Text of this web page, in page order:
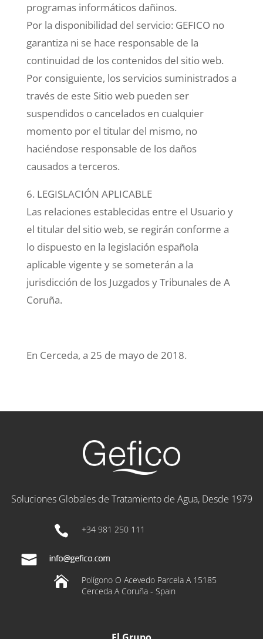
programas informáticos dañinos.
Por la disponibilidad del servicio: GEFICO no
garantiza ni se hace responsable de la
continuidad de los contenidos del sitio web.
Por consiguiente, los servicios suministrados a
través de este Sitio web pueden ser
suspendidos o cancelados en cualquier
momento por el titular del mismo, no
haciéndose responsable de los daños
causados a terceros.
6. LEGISLACIÓN APLICABLE
Las relaciones establecidas entre el Usuario y
el titular del sitio web, se regirán conforme a
lo dispuesto en la legislación española
aplicable vigente y se someterán a la
jurisdicción de los Juzgados y Tribunales de A
Coruña.
En Cerceda, a 25 de mayo de 2018.
Soluciones Globales de Tratamiento de Agua, Desde 1979
 +34 981 250 111

Polígono O Acevedo Parcela A 15185
Cerceda A Coruña - Spain